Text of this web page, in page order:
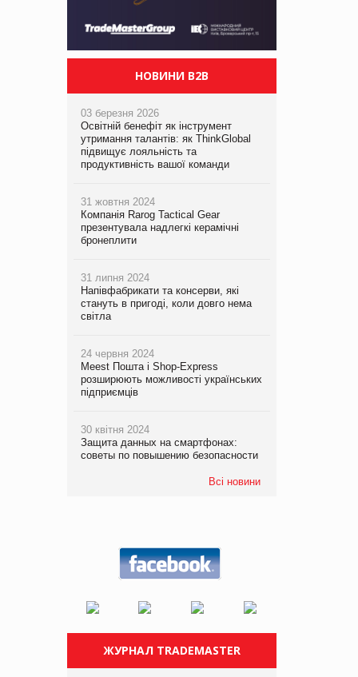
НОВИНИ B2B
03 березня 2026
Освітній бенефіт як інструмент
утримання талантів: як ThinkGlobal
підвищує лояльність та
продуктивність вашої команди
31 жовтня 2024
Компанія Rarog Tactical Gear
презентувала надлегкі керамічні
бронеплити
31 липня 2024
Напівфабрикати та консерви, які
стануть в пригоді, коли довго нема
світла
24 червня 2024
Meest Пошта і Shop-Express
розширюють можливості українських
підприємців
30 квітня 2024
Защита данных на смартфонах:
советы по повышению безопасности
Всі новини
ЖУРНАЛ TRADEMASTER